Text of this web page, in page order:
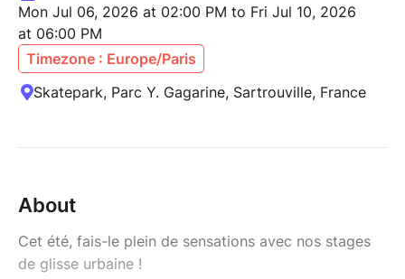
Mon Jul 06, 2026 at 02:00 PM to Fri Jul 10, 2026
at 06:00 PM
Timezone : Europe/Paris
Skatepark, Parc Y. Gagarine, Sartrouville, France
About
Cet été, fais-le plein de sensations avec nos stages
de glisse urbaine !